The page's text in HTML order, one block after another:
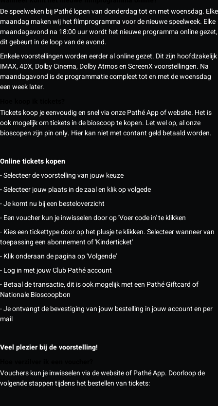
De speelweken bij Pathé lopen van donderdag tot en met woensdag. Elke
maandag maken wij het filmprogramma voor de nieuwe speelweek. Elke
maandagavond na 18:00 uur wordt het nieuwe programma online gezet,
dit gebeurt in de loop van de avond.
Enkele voorstellingen worden eerder al online gezet. Dit zijn hoofdzakelijk
IMAX, 4DX, Dolby Cinema, Dolby Atmos en ScreenX voorstellingen. Na
maandagavond is de programmatie compleet tot en met de woensdag
een week later.
Tickets koop je eenvoudig en snel via onze Pathé App of website. Het is
ook mogelijk om tickets in de bioscoop te kopen. Let wel op, al onze
bioscopen zijn pin only. Hier kan niet met contant geld betaald worden.
Online tickets kopen
- Selecteer de voorstelling van jouw keuze
- Selecteer jouw plaats in de zaal en klik op volgede
- Je komt nu bij een besteloverzicht
- Een voucher kun je inwisselen door op 'Voer code in' te klikken
- Kies een tickettype door op het plusje te klikken. Selecteer wanneer van
toepassing een abonnement of 'Kinderticket'
- Klik onderaan de pagina op 'Volgende'
- Log in met jouw Club Pathé account
- Betaal de transactie, dit is ook mogelijk met een Pathé Giftcard of
Nationale Bioscoopbon
- Je ontvangt de bevestiging van jouw bestelling in jouw account en per
mail
Veel plezier bij de voorstelling!
Vouchers kun je inwisselen via de website of Pathé App. Doorloop de
volgende stappen tijdens het bestellen van tickets: